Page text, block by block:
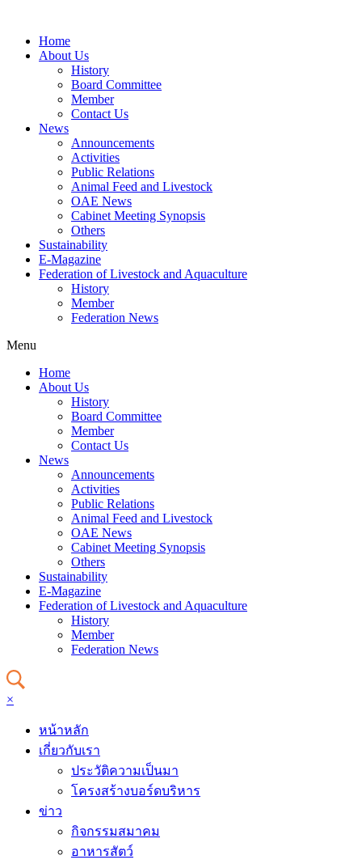
Home
About Us
History
Board Committee
Member
Contact Us
News
Announcements
Activities
Public Relations
Animal Feed and Livestock
OAE News
Cabinet Meeting Synopsis
Others
Sustainability
E-Magazine
Federation of Livestock and Aquaculture
History
Member
Federation News
Menu
Home
About Us
History
Board Committee
Member
Contact Us
News
Announcements
Activities
Public Relations
Animal Feed and Livestock
OAE News
Cabinet Meeting Synopsis
Others
Sustainability
E-Magazine
Federation of Livestock and Aquaculture
History
Member
Federation News
×
หน้าหลัก
เกี่ยวกับเรา
ประวัติความเป็นมา
โครงสร้างบอร์ดบริหาร
ข่าว
กิจกรรมสมาคม
อาหารสัตว์